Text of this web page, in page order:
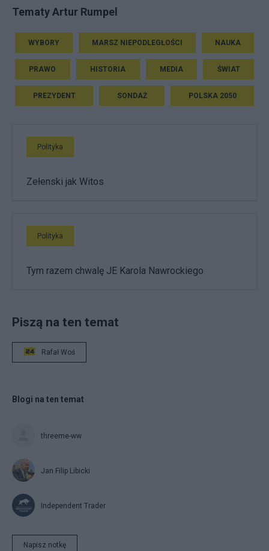
Tematy Artur Rumpel
WYBORY MARSZ NIEPODLEGŁOŚCI NAUKA
PRAWO HISTORIA MEDIA ŚWIAT
PREZYDENT SONDAŻ POLSKA 2050
Polityka
Zełenski jak Witos
Polityka
Tym razem chwalę JE Karola Nawrockiego
Piszą na ten temat
Rafał Woś
Blogi na ten temat
threeme-ww
Jan Filip Libicki
Independent Trader
Napisz notkę